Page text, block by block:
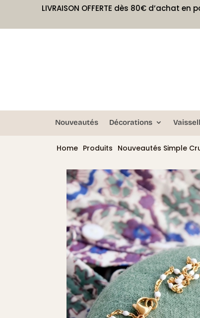
LIVRAISON OFFERTE dès 80€ d’achat en
Nouveautés Décorations
Home Produits Nouveautés Simple